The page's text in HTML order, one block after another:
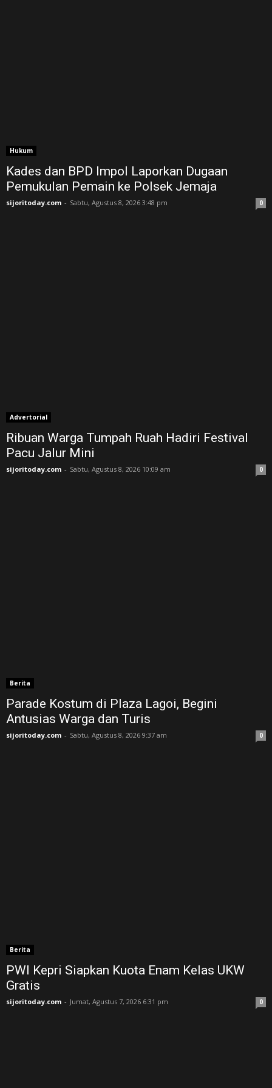
Hukum
Kades dan BPD Impol Laporkan Dugaan
Pemukulan Pemain ke Polsek Jemaja
sijoritoday.com - Sabtu, Agustus 8, 2026 3:48 pm 0
Advertorial
Ribuan Warga Tumpah Ruah Hadiri Festival
Pacu Jalur Mini
sijoritoday.com - Sabtu, Agustus 8, 2026 10:09 am 0
Berita
Parade Kostum di Plaza Lagoi, Begini
Antusias Warga dan Turis
sijoritoday.com - Sabtu, Agustus 8, 2026 9:37 am 0
Berita
PWI Kepri Siapkan Kuota Enam Kelas UKW
Gratis
sijoritoday.com - Jumat, Agustus 7, 2026 6:31 pm 0